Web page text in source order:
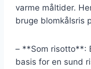
varme måltider.
bruge blomkålsris
– **Som risotto**:
basis for en sund